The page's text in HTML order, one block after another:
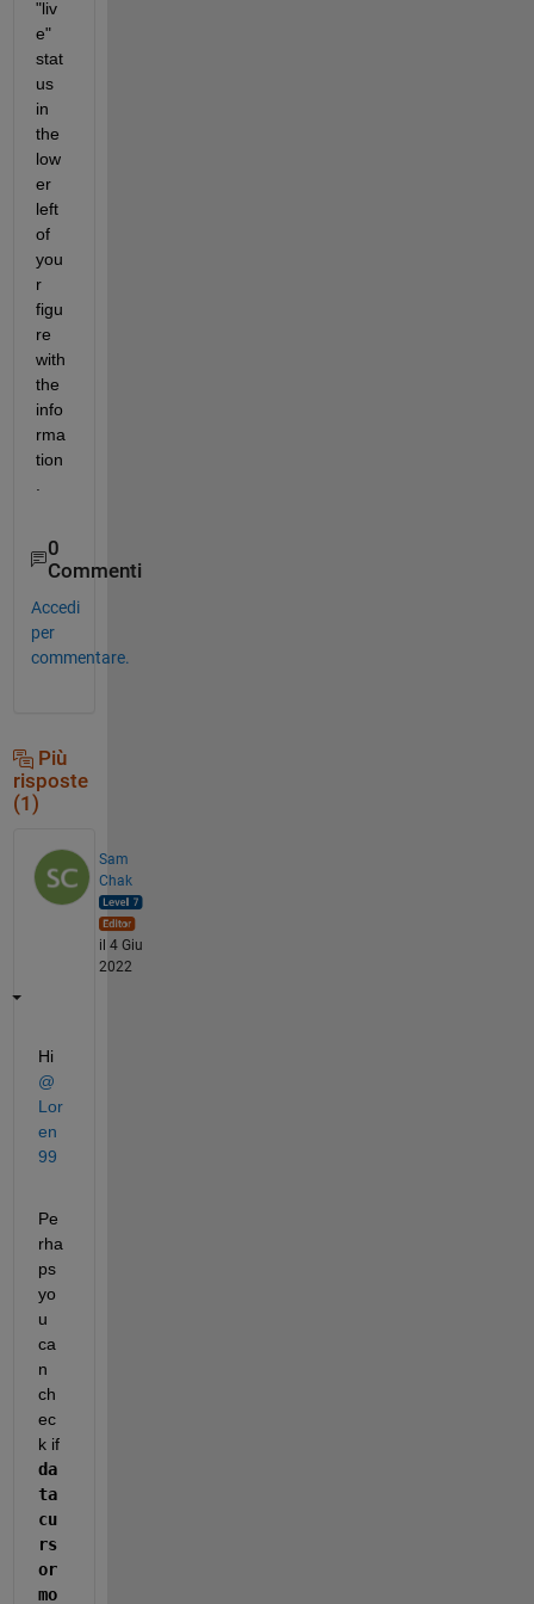
"liv
e"
stat
us
in
the
low
er
left
of
you
r
figu
re
with
the
info
rma
tion
0
Commenti
Accedi
per
commentare.
Più
risposte
(1)
Sam
Chak
il 4 Giu
2022
Hi
@
Lor
en
99
Pe
rha
ps
yo
u
ca
n
ch
ec
k if
da
ta
cu
rs
or
mo